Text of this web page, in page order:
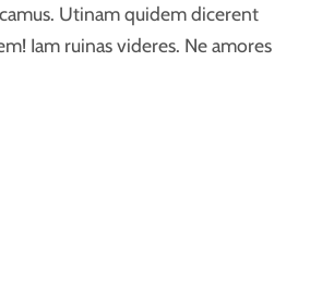
Utinam quidem dicerent
Iam ruinas videres. Ne amores